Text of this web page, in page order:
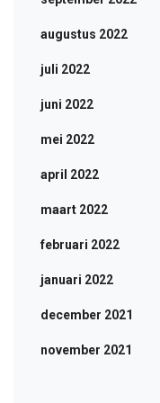
augustus 2022
juli 2022
juni 2022
mei 2022
april 2022
maart 2022
februari 2022
januari 2022
december 2021
november 2021